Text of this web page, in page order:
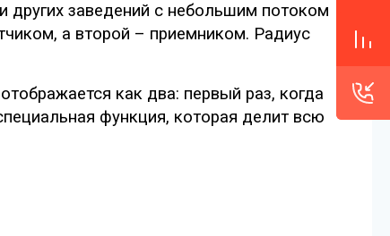
других заведений с небольшим потоком
а второй – приемником. Радиус
как два: первый раз, когда
функция, которая делит всю